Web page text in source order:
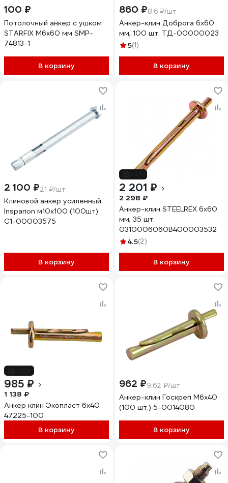
100 ₽
Потолочный анкер с ушком
STARFIX М6x60 мм SMP-
74813-1
В корзину
860 ₽8.6 ₽/шт
Анкер-клин Доброга 6x60
мм, 100 шт. ТД-00000023
5(1)
В корзину
2 100 ₽21 ₽/шт
Клиновой анкер усиленный
Insparion м10х100 (100шт)
С1-00003575
В корзину
2 201 ₽
2 298 ₽
Анкер-клин STEELREX 6x60
мм, 35 шт.
0310006060B400003532
4.5(2)
В корзину
985 ₽
1 138 ₽
Анкер клин Экопласт 6х40
47225-100
В корзину
962 ₽9.62 ₽/шт
Анкер-клин Госкреп М6x40
(100 шт.) 5-0014080
В корзину